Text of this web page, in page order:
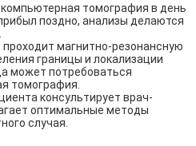
томография в день
поздно, анализы делаются
магнитно-резонансную
границы и локализации
может потребоваться
томография.
консультирует врач-
оптимальные методы
случая.